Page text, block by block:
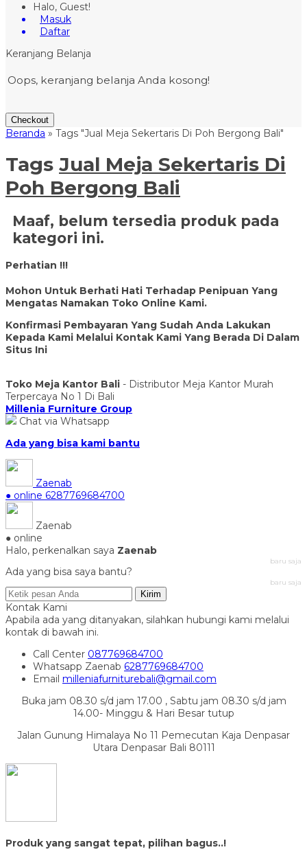
Halo, Guest!
Masuk
Daftar
Keranjang Belanja
Oops, keranjang belanja Anda kosong!
Checkout
Beranda » Tags "Jual Meja Sekertaris Di Poh Bergong Bali"
Tags Jual Meja Sekertaris Di
Poh Bergong Bali
Maaf, belum tersedia produk pada
kategori ini.
Perhatian !!!
Mohon Untuk Berhati Hati Terhadap Penipuan Yang
Mengatas Namakan Toko Online Kami.
Konfirmasi Pembayaran Yang Sudah Anda Lakukan
Kepada Kami Melalui Kontak Kami Yang Berada Di Dalam
Situs Ini
Toko Meja Kantor Bali - Distributor Meja Kantor Murah
Terpercaya No 1 Di Bali
Millenia Furniture Group
Chat via Whatsapp
Ada yang bisa kami bantu
Zaenab
● online 6287769684700
Zaenab
● online
Halo, perkenalkan saya Zaenab
baru saja
Ada yang bisa saya bantu?
baru saja
Kirim
Kontak Kami
Apabila ada yang ditanyakan, silahkan hubungi kami melalui
kontak di bawah ini.
Call Center 087769684700
Whatsapp Zaenab 6287769684700
Email milleniafurniturebali@gmail.com
Buka jam 08.30 s/d jam 17.00 , Sabtu jam 08.30 s/d jam
14.00- Minggu & Hari Besar tutup
Jalan Gunung Himalaya No 11 Pemecutan Kaja Denpasar
Utara Denpasar Bali 80111
Produk yang sangat tepat, pilihan bagus..!